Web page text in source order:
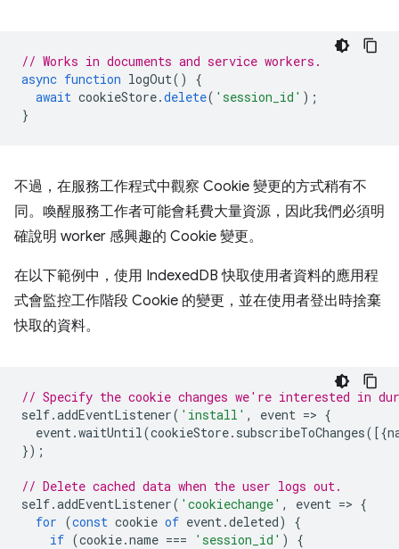
// Works in documents and service workers.
async function logOut()
{
await cookieStore.delete( 'session_id' );
}
不過，在服務工作程式中觀察 Cookie 變更的方式稍有不
同。喚醒服務工作者可能會耗費大量資源，因此我們必須明
確說明 worker 感興趣的 Cookie 變更。
在以下範例中，使用 IndexedDB 快取使用者資料的應用程
式會監控工作階段 Cookie 的變更，並在使用者登出時捨棄
快取的資料。
// Specify the cookie changes we're interested in
self.addEventListener( 'install' , event => {
event.waitUntil(cookieStore. subscribeToChanges([{
});
// Delete cached data when the user logs out.
self.addEventListener( 'cookiechange' , event => {
for (const cookie of event.deleted)
{
if (cookie.name === 'session_id' )
{